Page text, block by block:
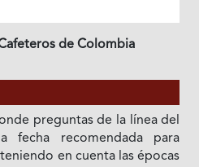
de Colombia
preguntas de la línea del
fecha recomendada para
en cuenta las épocas